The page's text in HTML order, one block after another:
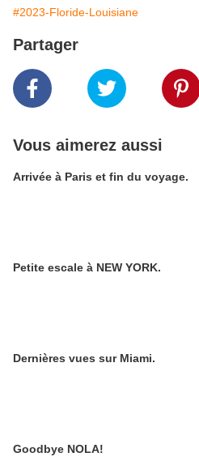
#2023-Floride-Louisiane
Partager
Vous aimerez aussi
Arrivée à Paris et fin du voyage.
Petite escale à NEW YORK.
Dernières vues sur Miami.
Goodbye NOLA!